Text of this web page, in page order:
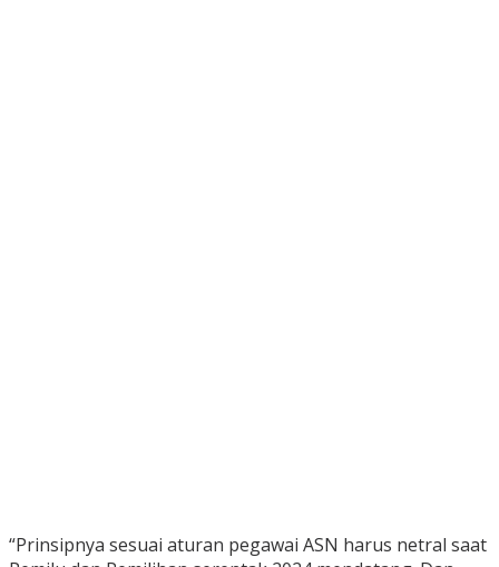
“Prinsipnya sesuai aturan pegawai ASN harus netral saat